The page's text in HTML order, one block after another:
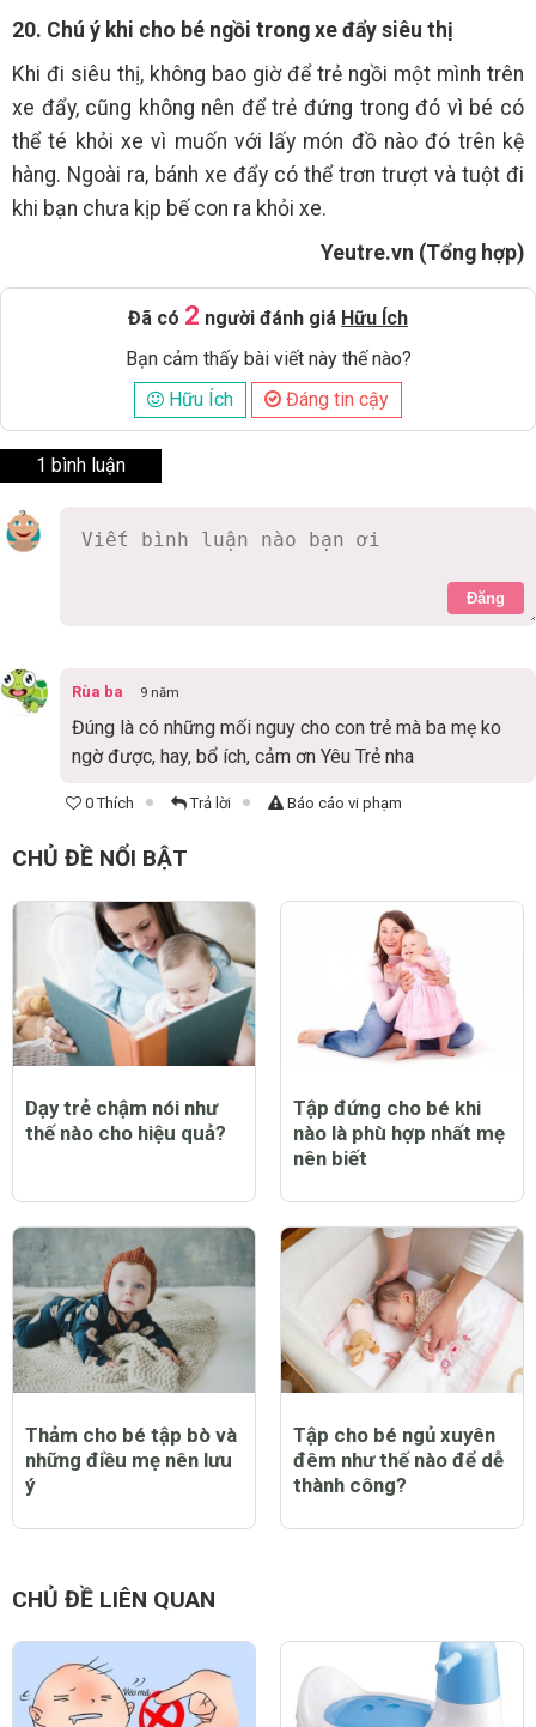
20. Chú ý khi cho bé ngồi trong xe đẩy siêu thị
Khi đi siêu thị, không bao giờ để trẻ ngồi một mình trên
xe đẩy, cũng không nên để trẻ đứng trong đó vì bé có
thể té khỏi xe vì muốn với lấy món đồ nào đó trên kệ
hàng. Ngoài ra, bánh xe đẩy có thể trơn trượt và tuột đi
khi bạn chưa kịp bế con ra khỏi xe.
Yeutre.vn (Tổng hợp)
Đã có 2 người đánh giá Hữu Ích
Bạn cảm thấy bài viết này thế nào?
Hữu Ích
Đáng tin cậy
1 bình luận
Đăng
Rùa ba 9 năm
Đúng là có những mối nguy cho con trẻ mà ba mẹ ko
ngờ được, hay, bổ ích, cảm ơn Yêu Trẻ nha
0 Thích Trả lời Báo cáo vi phạm
CHỦ ĐỀ NỔI BẬT
Dạy trẻ chậm nói như
thế nào cho hiệu quả?
Tập đứng cho bé khi
nào là phù hợp nhất mẹ
nên biết
Thảm cho bé tập bò và
những điều mẹ nên lưu
ý
Tập cho bé ngủ xuyên
đêm như thế nào để dễ
thành công?
CHỦ ĐỀ LIÊN QUAN